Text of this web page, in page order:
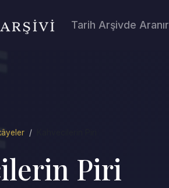
Tarih Arşivde Aranır
/
Piri